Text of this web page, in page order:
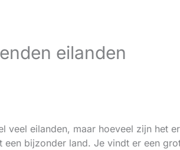
eilanden
veel eilanden, maar hoeveel zijn het
bijzonder land. Je vindt er een